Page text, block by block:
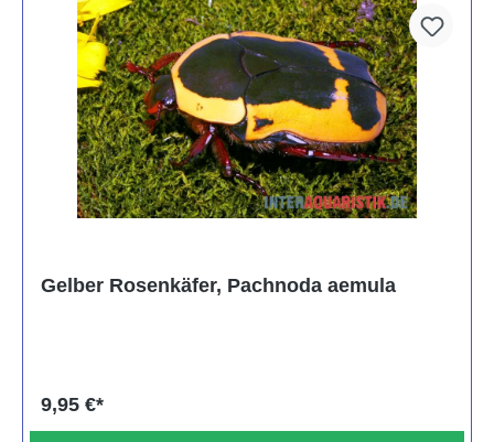
Gelber Rosenkäfer, Pachnoda aemula
9,95 €*